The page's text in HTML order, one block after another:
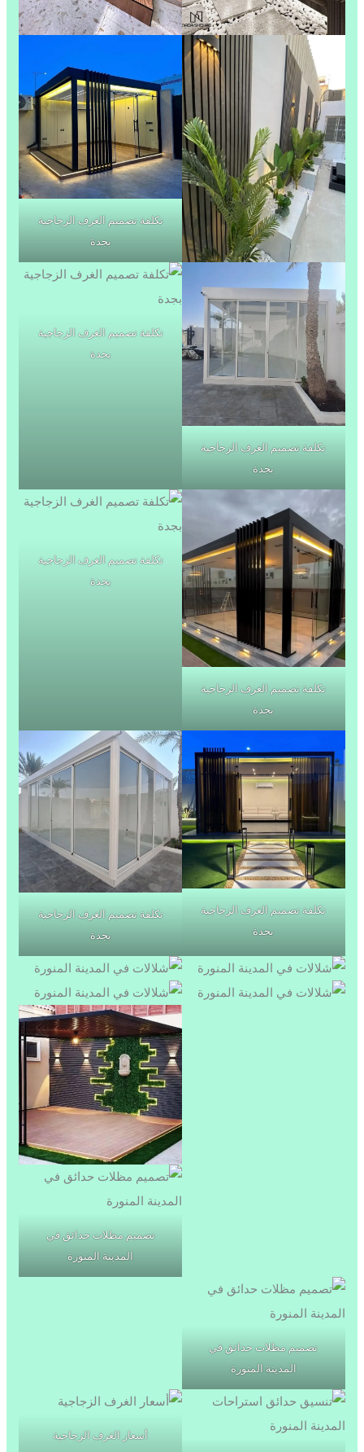
تكلفة تصميم الغرف الزجاجية
بجدة
تكلفة تصميم الغرف الزجاجية
بجدة
تكلفة تصميم الغرف الزجاجية
بجدة
تكلفة تصميم الغرف الزجاجية
بجدة
تكلفة تصميم الغرف الزجاجية
بجدة
تكلفة تصميم الغرف الزجاجية
بجدة
تكلفة تصميم الغرف الزجاجية
بجدة
تصميم مظلات حدائق في
المدينة المنورة
تصميم مظلات حدائق في
المدينة المنورة
أسعار الغرف الزجاجية